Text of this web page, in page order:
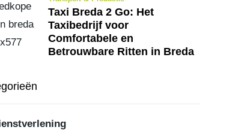
Taxi Breda 2 Go: Het
Taxibedrijf voor
Comfortabele en
Betrouwbare Ritten in Breda